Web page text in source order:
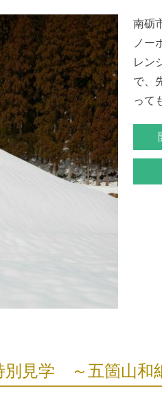
南砺
ノー
レン
で、
って
別見学 ～五箇山